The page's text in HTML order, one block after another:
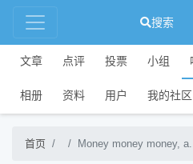
搜索
文章 点评 投票 小组
相册 资料 用户 我的社区
首页 Money money money,